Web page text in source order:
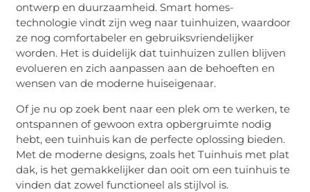
ontwerp en duurzaamheid. Smart homes-
technologie vindt zijn weg naar tuinhuizen, waardoor
ze nog comfortabeler en gebruiksvriendelijker
worden. Het is duidelijk dat tuinhuizen zullen blijven
evolueren en zich aanpassen aan de behoeften en
wensen van de moderne huiseigenaar.
Of je nu op zoek bent naar een plek om te werken, te
ontspannen of gewoon extra opbergruimte nodig
hebt, een tuinhuis kan de perfecte oplossing bieden.
Met de moderne designs, zoals het Tuinhuis met plat
dak, is het gemakkelijker dan ooit om een tuinhuis te
vinden dat zowel functioneel als stijlvol is.